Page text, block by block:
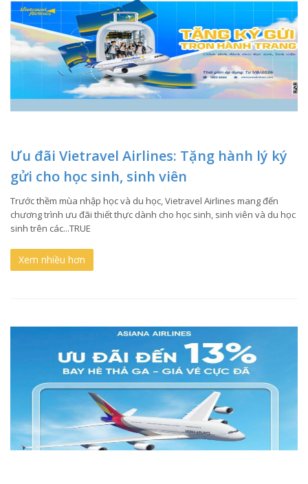
Ưu đãi Vietravel Airlines: Tặng hành lý ký
gửi cho học sinh, sinh viên
Trước thềm mùa nhập học và du học, Vietravel Airlines mang đến
chương trình ưu đãi thiết thực dành cho học sinh, sinh viên và du học
sinh trên các...TRUE
Xem nhiều hơn